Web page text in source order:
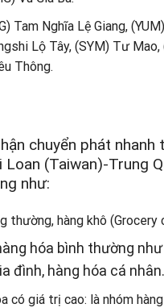
Tam Nghĩa Lệ Giang, (YUM)
Lộ Tây, (SYM) Tư Mao,
Thông.
chuyển phát nhanh
Loan (Taiwan)-Trung
như:
thường, hàng khô (Grocery
hóa bình thường
đình, hàng hóa cá nhân.
có giá trị cao: là nhóm